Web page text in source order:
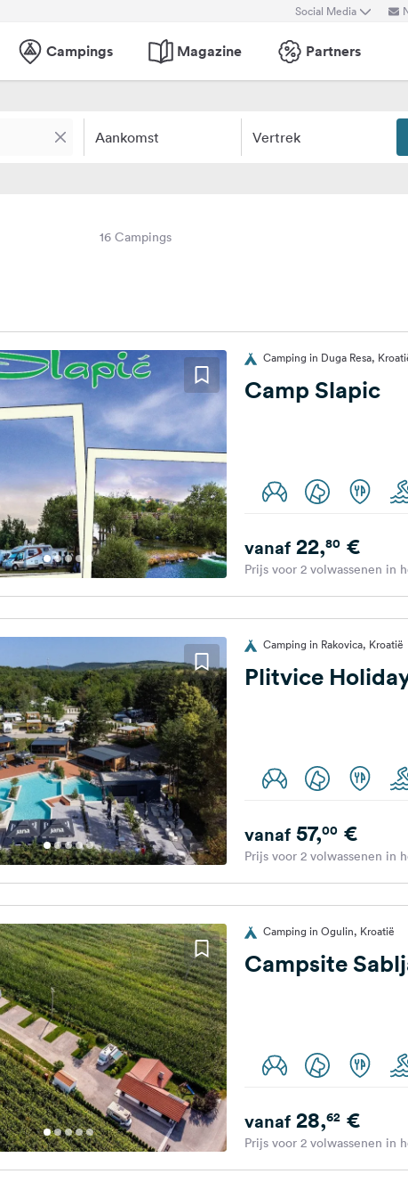
Social Media
Campings Magazine Partners
Aankomst Vertrek
16 Campings
Camping in Duga Resa,
Camp Slapic
vanaf22,80€
Prijs voor 2 volwassenen in
Camping in Rakovica, Kroatië
Plitvice
vanaf57,00€
Prijs voor 2 volwassenen in
Camping in Ogulin, Kroatië
Campsite
vanaf28,62€
Prijs voor 2 volwassenen in